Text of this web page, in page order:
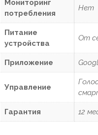
Мониторинг
потребления
Нет
Питание
устройства
От
Приложение
Управление
Гарантия 12